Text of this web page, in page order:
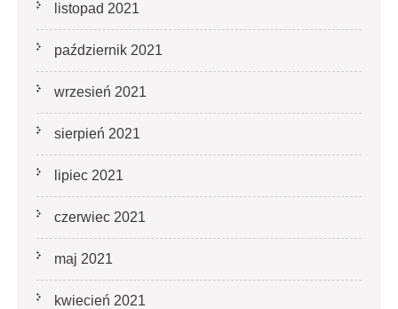
listopad 2021
październik 2021
wrzesień 2021
sierpień 2021
lipiec 2021
czerwiec 2021
maj 2021
kwiecień 2021